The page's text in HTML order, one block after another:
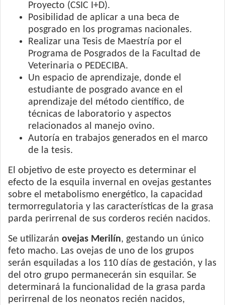
Proyecto (CSIC I+D).
Posibilidad de aplicar a una beca de
posgrado en los programas nacionales.
Realizar una Tesis de Maestría por el
Programa de Posgrados de la Facultad de
Veterinaria o PEDECIBA.
Un espacio de aprendizaje, donde el
estudiante de posgrado avance en el
aprendizaje del método científico, de
técnicas de laboratorio y aspectos
relacionados al manejo ovino.
Autoría en trabajos generados en el marco
de la tesis.
El objetivo de este proyecto es determinar el
efecto de la esquila invernal en ovejas gestantes
sobre el metabolismo energético, la capacidad
termorregulatoria y las características de la grasa
parda perirrenal de sus corderos recién nacidos.
Se utilizarán ovejas Merilín, gestando un único
feto macho. Las ovejas de uno de los grupos
serán esquiladas a los 110 días de gestación, y las
del otro grupo permanecerán sin esquilar. Se
determinará la funcionalidad de la grasa parda
perirrenal de los neonatos recién nacidos,